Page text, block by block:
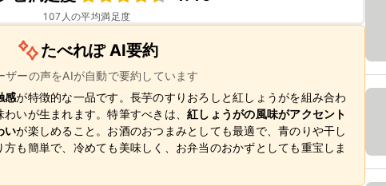
107 人の平均満足度
たべれぽ AI要約
ザーの声をAIが自動で要約しています
感が特徴的な一品です。長芋のすりおろしと紅しょうがを組み合わ
いが生まれます。特筆すべきは、 紅しょうがの風味がアクセント
いが楽しめること。お酒のおつまみとしても最適で、青のりや干し
も簡単で、冷めても美味しく、お弁当のおかずとしても重宝しま